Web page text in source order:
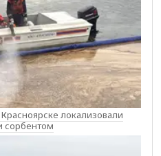
локализовали
сорбентом